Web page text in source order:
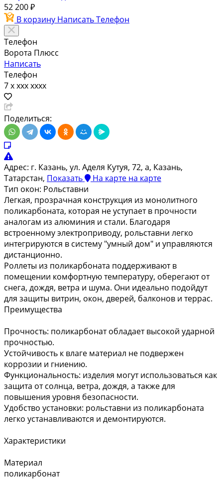
52 200 ₽
В корзину НаписатьТелефон
Телефон
Ворота Плюсс
Написать
Телефон
7 x xxx xxxx
Поделиться:
Адрес: г. Казань, ул. Аделя Кутуя, 72, а, Казань,
Татарстан, Показать На карте на карте
Тип окон: Рольставни
Легкая, прозрачная конструкция из монолитного
поликарбоната, которая не уступает в прочности
аналогам из алюминия и стали. Благодаря
встроенному электроприводу, рольставни легко
интегрируются в систему "умный дом" и управляются
дистанционно.
Роллеты из поликарбоната поддерживают в
помещении комфортную температуру, оберегают от
снега, дождя, ветра и шума. Они идеально подойдут
для защиты витрин, окон, дверей, балконов и террас.
Преимущества
Прочность: поликарбонат обладает высокой ударной
прочностью.
Устойчивость к влаге материал не подвержен
коррозии и гниению.
Функциональность: изделия могут использоваться как
защита от солнца, ветра, дождя, а также для
повышения уровня безопасности.
Удобство установки: рольставни из поликарбоната
легко устанавливаются и демонтируются.
Характеристики
Материал
поликарбонат